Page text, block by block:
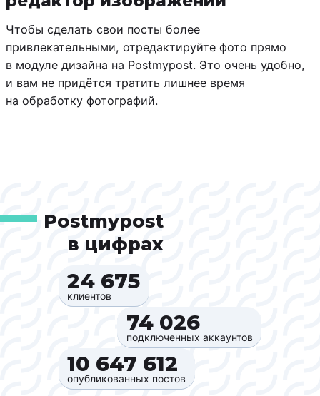
Чтобы сделать свои посты более
привлекательными, отредактируйте фото прямо
в модуле дизайна на Postmypost. Это очень удобно,
и вам не придётся тратить лишнее время
на обработку фотографий.
Postmypost
в цифрах
24 675‍
клиентов
74 026‍
подключенных аккаунтов
10 647 612‍
опубликованных постов